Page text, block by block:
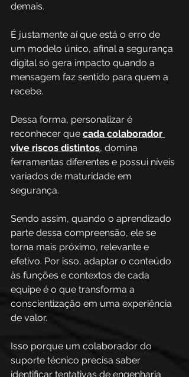
demais.
É justamente aí que está o erro de
um modelo único, afinal a segurança
digital só gera impacto quando a
mensagem faz sentido para quem a
recebe.
Dessa forma, personalizar é
reconhecer que cada colaborador
vive riscos distintos, domina
ferramentas diferentes e possui níveis
variados de maturidade em
segurança.
Sendo assim, quando o aprendizado
parte dessa compreensão, ele se
torna mais próximo, relevante e
efetivo. Por isso, adaptar o conteúdo
às funções e contextos de cada
equipe é o que transforma a
conscientização em uma experiência
de valor.
Isso porque um colaborador do
suporte técnico precisa saber
identificar tentativas de engenharia